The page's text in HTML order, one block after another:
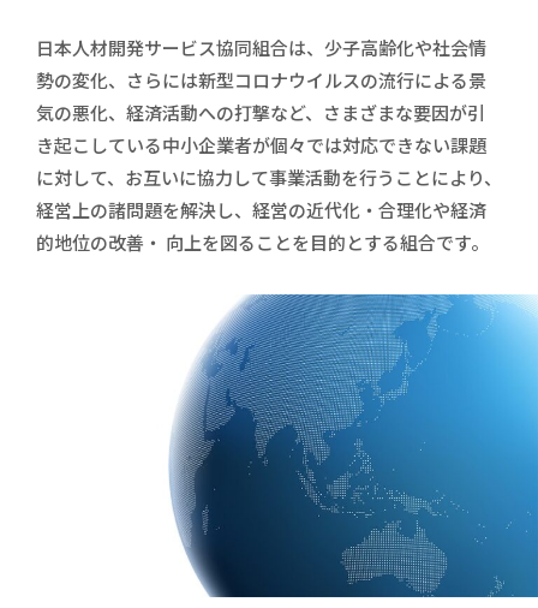
日本人材開発サービス協同組合は、少子高齢化や社会情
勢の変化、さらには新型コロナウイルスの流行による景
気の悪化、経済活動への打撃など、さまざまな要因が引
き起こしている中小企業者が個々では対応できない課題
に対して、お互いに協力して事業活動を行うことにより、
経営上の諸問題を解決し、経営の近代化・合理化や経済
的地位の改善・ 向上を図ることを目的とする組合です。